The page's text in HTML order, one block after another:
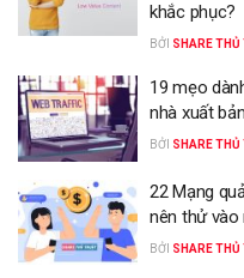
khắc phục?
BỞI SHARE
19 mẹo
nhà xuất bản
BỞI SHARE
22 Mạng
nên thử vào
BỞI SHARE